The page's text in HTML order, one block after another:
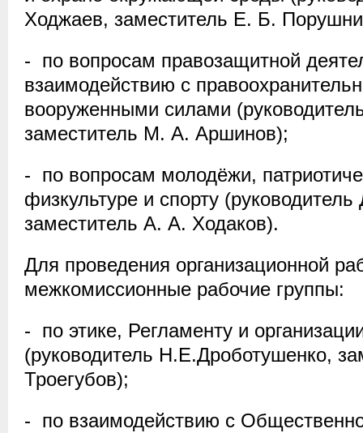
Ходжаев, заместитель Е. Б.
- по вопросам правозащитной
взаимодействию с
вооруженными силами
заместитель М. А. Аршинов);
- по вопросам молодёжи,
физкультуре и спорту
заместитель А. А. Ходаков).
Для проведения организационной
межкомиссионные рабочие группы:
- по этике, Регламенту и
(руководитель Н.Е.Дроботушенко,
Троегубов);
- по взаимодействию с